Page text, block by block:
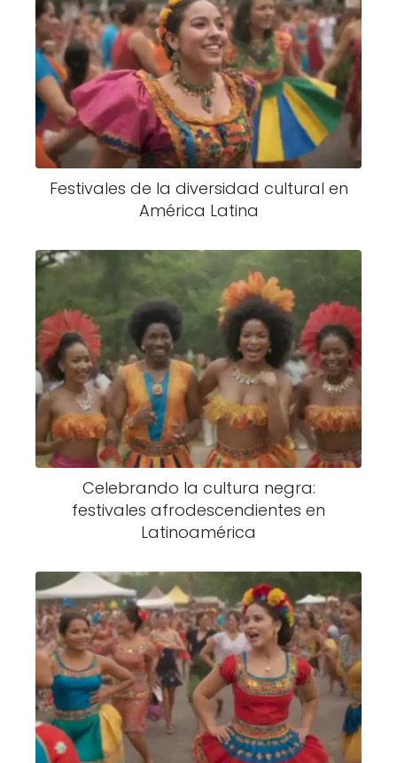
Festivales de la diversidad cultural en
América Latina
Celebrando la cultura negra:
festivales afrodescendientes en
Latinoamérica